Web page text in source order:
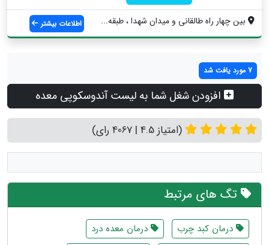
بین چهار راه طالقانی و میدان شهدا ، طبقه... اطلاعات بیشتر
7 مورد یافت شد
افزودن شغل شما به لیست آندوسکوپی معده
(امتیاز 4.5 | 4067 رای)
تگ های مرتبط
درمان کبد چرب
درمان معده درد